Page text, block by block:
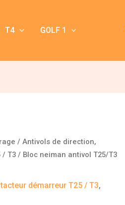
T4 GOLF 1
/Antivols de direction,
/ T3 / Bloc neiman antivol T25/T3
démarreur T25 / T3,